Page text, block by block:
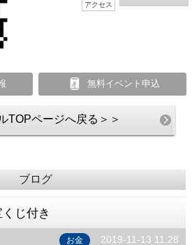
アクセス
無料イベント申込
TOPページへ戻る＞＞
ブログ
じ付き
お金 2019-11-13 11:28